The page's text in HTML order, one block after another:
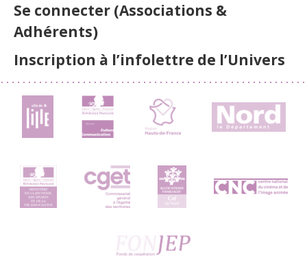
Se connecter (Associations &
Adhérents)
Inscription à l’infolettre de l’Univers